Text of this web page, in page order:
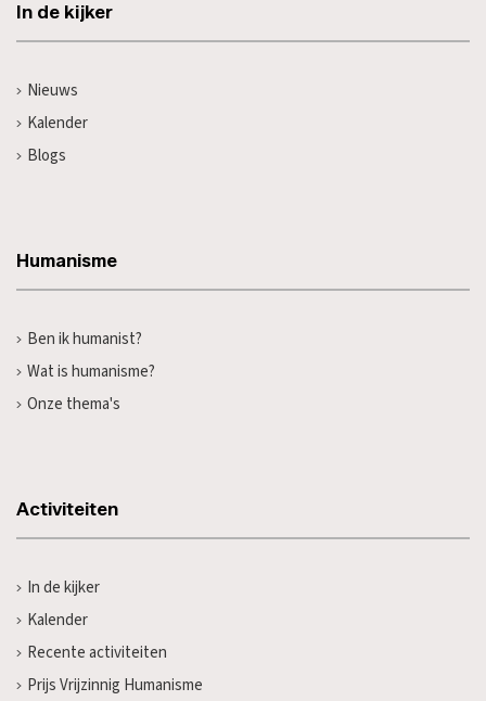
In de kijker
Nieuws
Kalender
Blogs
Humanisme
Ben ik humanist?
Wat is humanisme?
Onze thema's
Activiteiten
In de kijker
Kalender
Recente activiteiten
Prijs Vrijzinnig Humanisme